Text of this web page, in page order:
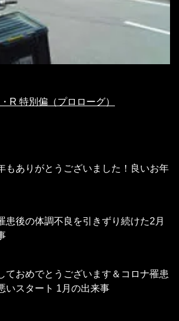
R 特別偏（プロローグ）
もありがとうございました！良いお年
患後の体調不良を引きずり続けた2月
ておめでとうございます＆コロナ罹患
いスタート 1月の出来事